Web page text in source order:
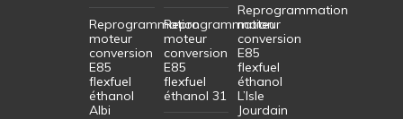
Reprogrammation
moteur
conversion
E85
flexfuel
éthanol
Albi
Reprogrammation
moteur
conversion
E85
flexfuel
éthanol 31
Reprogrammation
moteur
conversion
E85
flexfuel
éthanol
L’Isle
Jourdain